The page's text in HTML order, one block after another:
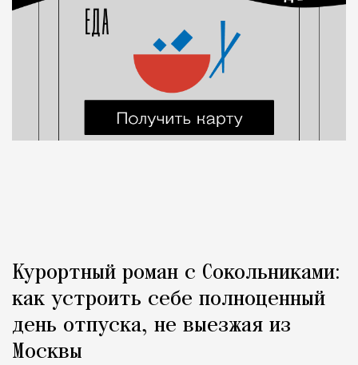
Курортный роман с Сокольниками:
как устроить себе полноценный
день отпуска, не выезжая из
Москвы